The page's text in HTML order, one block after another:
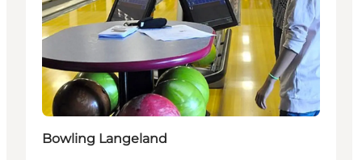
Bowling Langeland